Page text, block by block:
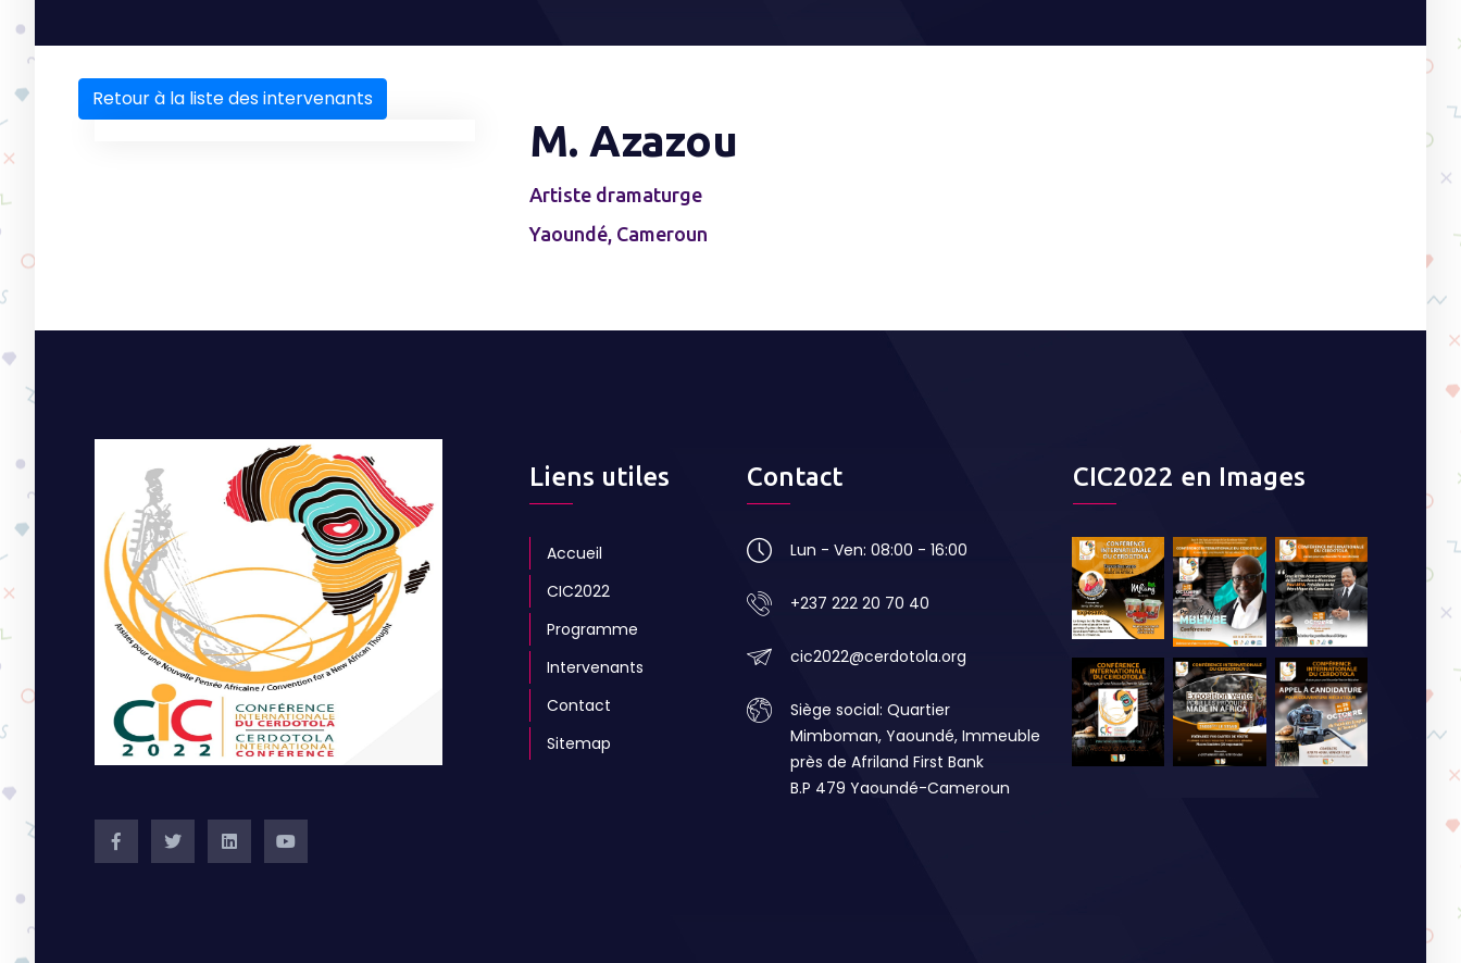
Retour à la liste des intervenants
M. Azazou
Artiste dramaturge
Yaoundé, Cameroun
Liens utiles
Accueil
CIC2022
Programme
Intervenants
Contact
Sitemap
Contact
Lun - Ven: 08:00 - 16:00
+237 222 20 70 40
cic2022@cerdotola.org
Siège social: Quartier
Mimboman, Yaoundé, Immeuble
près de Afriland First Bank
B.P 479 Yaoundé-Cameroun
CIC2022 en Images